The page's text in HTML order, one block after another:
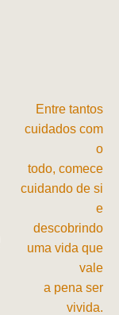
Entre tantos
cuidados com
o
todo, comece
cuidando de si
e
descobrindo
uma vida que
vale
a pena ser
vivida.